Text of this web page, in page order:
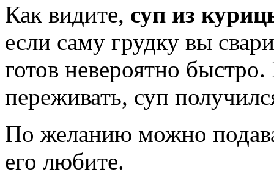
Как видите, суп из
если саму грудку вы
готов невероятно
переживать, суп
По желанию можно
его любите.